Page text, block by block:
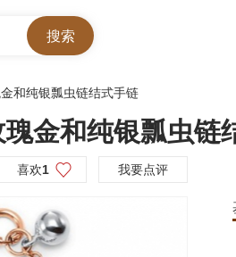
和纯银瓢虫链结式手链
金和纯银瓢虫链
喜欢1 我要点评